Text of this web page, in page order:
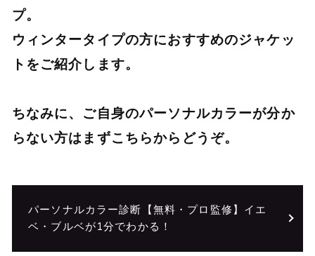
プ。
ウィンタータイプの方におすすめのジャケッ
トをご紹介します。
ちなみに、ご自身のパーソナルカラーが分か
らない方はまずこちらからどうぞ。
パーソナルカラー診断【無料・プロ監修】イエ
ベ・ブルベが1分でわかる！